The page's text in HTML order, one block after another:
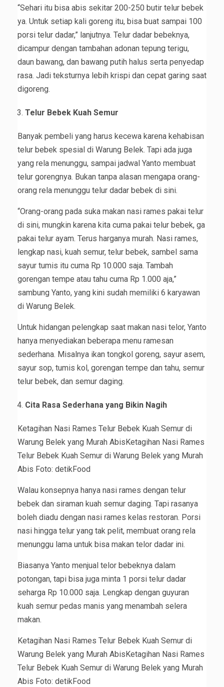
“Sehari itu bisa abis sekitar 200-250 butir telur bebek
ya. Untuk setiap kali goreng itu, bisa buat sampai 100
porsi telur dadar,” lanjutnya. Telur dadar bebeknya,
dicampur dengan tambahan adonan tepung terigu,
daun bawang, dan bawang putih halus serta penyedap
rasa. Jadi teksturnya lebih krispi dan cepat garing saat
digoreng.
Telur Bebek Kuah Semur
Banyak pembeli yang harus kecewa karena kehabisan
telur bebek spesial di Warung Belek. Tapi ada juga
yang rela menunggu, sampai jadwal Yanto membuat
telur gorengnya. Bukan tanpa alasan mengapa orang-
orang rela menunggu telur dadar bebek di sini.
“Orang-orang pada suka makan nasi rames pakai telur
di sini, mungkin karena kita cuma pakai telur bebek, ga
pakai telur ayam. Terus harganya murah. Nasi rames,
lengkap nasi, kuah semur, telur bebek, sambel sama
sayur tumis itu cuma Rp 10.000 saja. Tambah
gorengan tempe atau tahu cuma Rp 1.000 aja,”
sambung Yanto, yang kini sudah memiliki 6 karyawan
di Warung Belek.
Untuk hidangan pelengkap saat makan nasi telor, Yanto
hanya menyediakan beberapa menu ramesan
sederhana. Misalnya ikan tongkol goreng, sayur asem,
sayur sop, tumis kol, gorengan tempe dan tahu, semur
telur bebek, dan semur daging.
Cita Rasa Sederhana yang Bikin Nagih
Ketagihan Nasi Rames Telur Bebek Kuah Semur di
Warung Belek yang Murah AbisKetagihan Nasi Rames
Telur Bebek Kuah Semur di Warung Belek yang Murah
Abis Foto: detikFood
Walau konsepnya hanya nasi rames dengan telur
bebek dan siraman kuah semur daging. Tapi rasanya
boleh diadu dengan nasi rames kelas restoran. Porsi
nasi hingga telur yang tak pelit, membuat orang rela
menunggu lama untuk bisa makan telor dadar ini.
Biasanya Yanto menjual telor bebeknya dalam
potongan, tapi bisa juga minta 1 porsi telur dadar
seharga Rp 10.000 saja. Lengkap dengan guyuran
kuah semur pedas manis yang menambah selera
makan.
Ketagihan Nasi Rames Telur Bebek Kuah Semur di
Warung Belek yang Murah AbisKetagihan Nasi Rames
Telur Bebek Kuah Semur di Warung Belek yang Murah
Abis Foto: detikFood